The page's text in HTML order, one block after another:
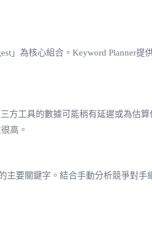
」為核心組合。Keyword Planner
工具的數據可能稍有延遲或為估
高。
要關鍵字。結合手動分析競爭對